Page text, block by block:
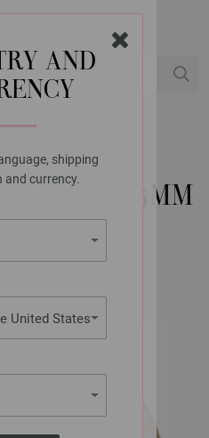
AND
shipping
currency.
United States
KNOPF
37604/15MM
37604